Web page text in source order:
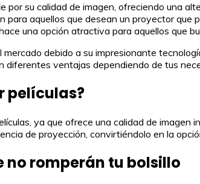
su calidad de imagen, ofreciendo una
aquellos que desean un proyector que
una opción atractiva para aquellos que
debido a su impresionante
diferentes ventajas dependiendo de tus
películas?
ya que ofrece una calidad de imagen
de proyección, convirtiéndolo en la
no romperán tu bolsillo